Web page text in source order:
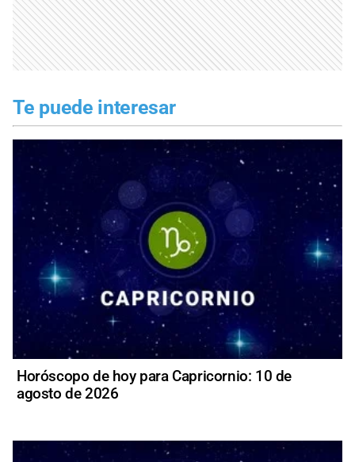
Te puede interesar
Horóscopo de hoy para Capricornio: 10 de
agosto de 2026